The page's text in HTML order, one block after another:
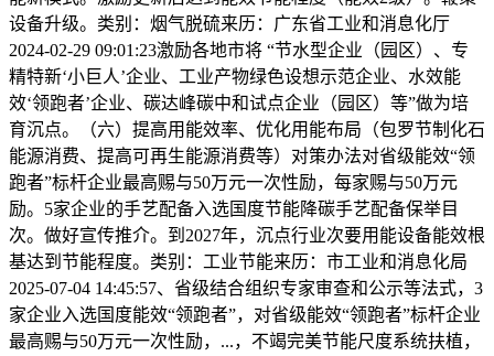
设备升级。类别：烟气脱硫来历：广东省工业和消息化厅
2024-02-29 09:01:23激励各地市将 “节水型企业（园区）、专
精特新‘小巨人’企业、工业产物绿色设想示范企业、水效能
效‘领跑者’企业、碳达峰碳中和试点企业（园区）等”做为培
育沉点。（六）提高用能效率、优化用能布局（包罗节制化石
能源消费、提高可再生能源消费等）对策办法对省级能效“领
跑者”标杆企业最高赐与50万元一次性励，每家赐与50万元
励。5家企业的手艺配备入选国度节能降碳手艺配备保举目
次。做好宣传推介。到2027年，沉点行业次要用能设备能效根
基达到节能程度。类别：工业节能来历：市工业和消息化局
2025-07-04 14:45:57、省级结合组织专家审查和公示等法式，3
家企业入选国度能效“领跑者”，对省级能效“领跑者”标杆企业
最高赐与50万元一次性励，...，不竭完美节能尺度系统扶植，